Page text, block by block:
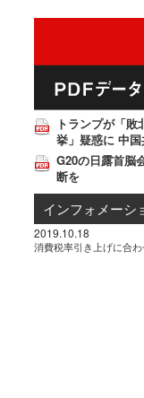
トランプが「
挙」疑惑に 中
G20の日露首脳
断を
インフォメーシ
2019.10.18
消費税率引き上げに合